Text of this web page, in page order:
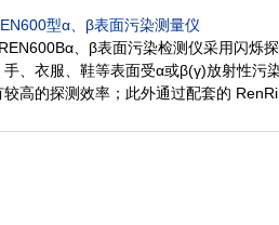
型α、β表面污染测量仪
、β表面污染检测仪采用闪烁
、衣服、鞋等表面受α或β(γ)放射性污
高的探测效率；此外通过配套的